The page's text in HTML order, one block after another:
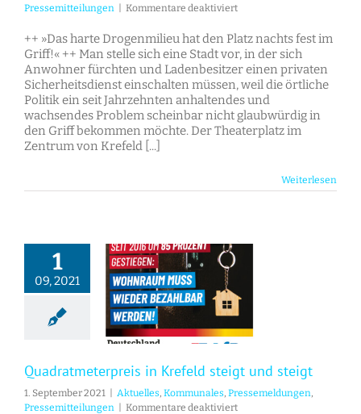
Pressemitteilungen
Kommentare deaktiviertfür
Krefeld:
»Das
harte
Drogenmilieu
hat
den
Platz
nachts
++ »Das harte Drogenmilieu hat den Platz nachts fest im
Griff!« ++ Man stelle sich eine Stadt vor, in der sich
Anwohner fürchten und Ladenbesitzer einen privaten
Sicherheitsdienst einschalten müssen, weil die örtliche
Politik ein seit Jahrzehnten anhaltendes und
wachsendes Problem scheinbar nicht glaubwürdig in
den Griff bekommen möchte. Der Theaterplatz im
Zentrum von Krefeld [...]
Weiterlesen
1
09, 2021
Quadratmeterpreis in Krefeld steigt und steigt
1. September 2021 Aktuelles, Kommunales, Pressemeldungen,
Pressemitteilungen
Kommentare deaktiviertfür